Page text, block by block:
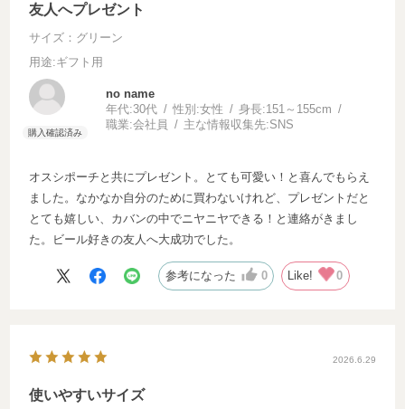
友人へプレゼント
サイズ：グリーン
用途:ギフト用
no name
年代:30代 性別:女性 身長:151～155cm
職業:会社員 主な情報収集先:SNS
オスシポーチと共にプレゼント。とても可愛い！と喜んでもらえ
ました。なかなか自分のために買わないけれど、プレゼントだと
とても嬉しい、カバンの中でニヤニヤできる！と連絡がきまし
た。ビール好きの友人へ大成功でした。
参考になった 0 Like! 0
2026.6.29
使いやすいサイズ